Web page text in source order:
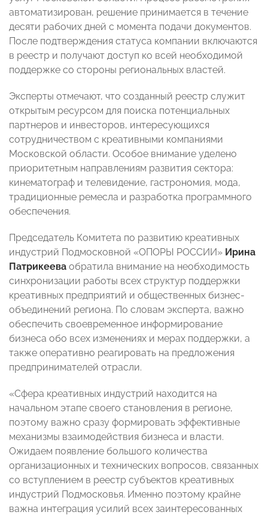
автоматизирован, решение принимается в течение
десяти рабочих дней с момента подачи документов.
После подтверждения статуса компании включаются
в реестр и получают доступ ко всей необходимой
поддержке со стороны региональных властей.
Эксперты отмечают, что созданный реестр служит
открытым ресурсом для поиска потенциальных
партнеров и инвесторов, интересующихся
сотрудничеством с креативными компаниями
Московской области. Особое внимание уделено
приоритетным направлениям развития сектора:
кинематограф и телевидение, гастрономия, мода,
традиционные ремесла и разработка программного
обеспечения.
Председатель Комитета по развитию креативных
индустрий Подмосковной «ОПОРЫ РОССИИ» Ирина
Патрикеева обратила внимание на необходимость
синхронизации работы всех структур поддержки
креативных предприятий и общественных бизнес-
объединений региона. По словам эксперта, важно
обеспечить своевременное информирование
бизнеса обо всех изменениях и мерах поддержки, а
также оперативно реагировать на предложения
предпринимателей отрасли.
«Сфера креативных индустрий находится на
начальном этапе своего становления в регионе,
поэтому важно сразу формировать эффективные
механизмы взаимодействия бизнеса и власти.
Ожидаем появление большого количества
организационных и технических вопросов, связанных
со вступлением в реестр субъектов креативных
индустрий Подмосковья. Именно поэтому крайне
важна интеграция усилий всех заинтересованных